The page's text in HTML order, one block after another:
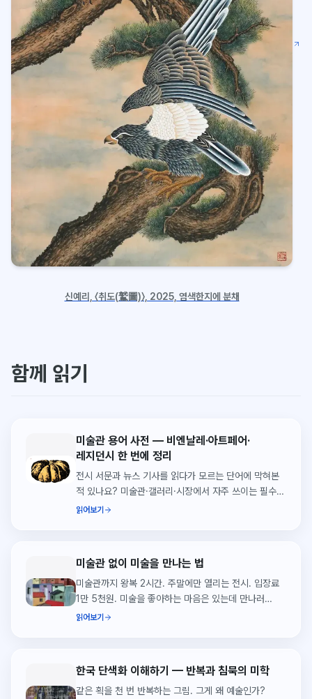
신예리, 〈취도(鷲圖)〉, 2025, 염색한지에 분채
함께 읽기
미술관 용어 사전 — 비엔날레·아트페어·
레지던시 한 번에 정리
전시 서문과 뉴스 기사를 읽다가 모르는 단어에 막혀본
적 있나요? 미술관·갤러리·시장에서 자주 쓰이는 필수
용어 50가지를 한 번에 정리했습니다.
읽어보기
미술관 없이 미술을 만나는 법
미술관까지 왕복 2시간. 주말에만 열리는 전시. 입장료
1만 5천원. 미술을 좋아하는 마음은 있는데 만나러
가기가 너무 어렵다. 그렇다면 미술이 당신에게
읽어보기
한국 단색화 이해하기 — 반복과 침묵의 미학
같은 획을 천 번 반복하는 그림. 그게 왜 예술인가?